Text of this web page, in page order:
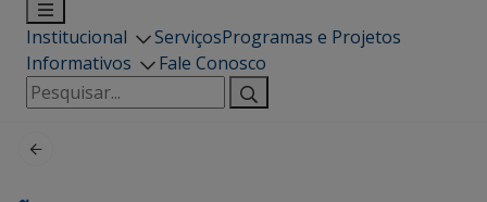
Institucional ServiçosProgramas e Projetos
Informativos
Fale Conosco
Pesquisar
por: